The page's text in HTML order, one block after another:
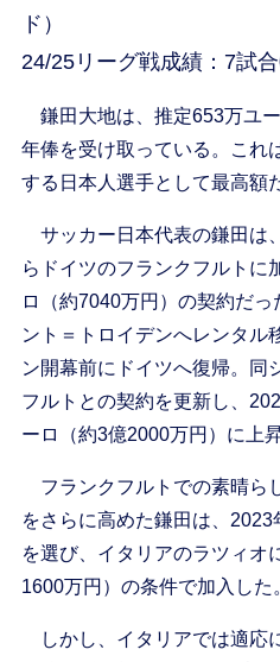
ド）
24/25リーグ戦成績：7試
鎌田大地は、推定653万ユ
年俸を受け取っている。これ
する日本人選手として最高額
サッカー日本代表の鎌田は
らドイツのフランクフルトに
ロ（約7040万円）の契約だ
ント＝トロイデンへレンタル
ン開幕前にドイツへ復帰。同
フルトとの契約を更新し、
ーロ（約3億2000万円）に上昇
フランクフルトでの素晴ら
をさらに高めた鎌田は、
を選び、イタリアのラツィオ
1600万円）の条件で加入した
しかし、イタリアでは適応